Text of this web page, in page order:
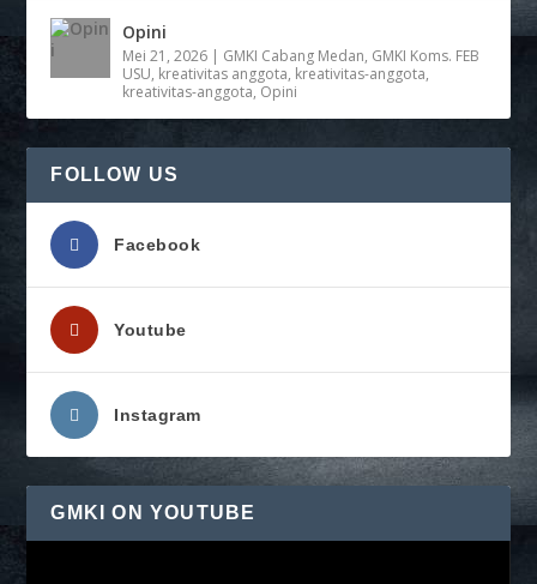
Opini
Mei 21, 2026 | GMKI Cabang Medan, GMKI Koms. FEB
USU, kreativitas anggota, kreativitas-anggota,
kreativitas-anggota, Opini
FOLLOW US
Facebook
Youtube
Instagram
GMKI ON YOUTUBE